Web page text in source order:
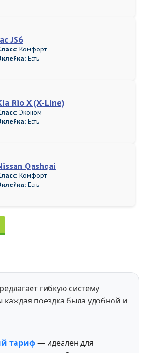
JS6
Комфорт
Есть
Rio X (X-Line)
Эконом
Есть
Qashqai
Комфорт
Есть
гибкую систему
каждая поездка была удобной и
тариф— идеален для